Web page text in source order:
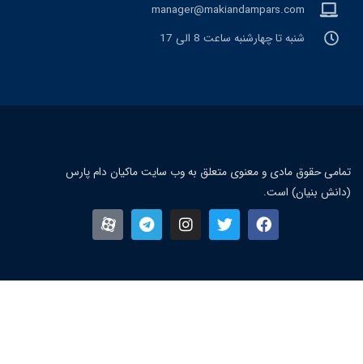
manager@makiandampars.com
شنبه تا چهارشنبه ساعت 8 الی 17
حقوق مادی و معنوی متعلق به وب سایت ماکیان دام پارس
بنیان) است.